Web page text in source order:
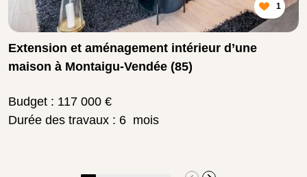
1
Extension et aménagement intérieur d’une
maison à Montaigu-Vendée (85)
Budget : 117 000 €
Durée des travaux : 6 mois